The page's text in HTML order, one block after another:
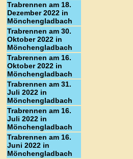
Trabrennen am 18.
Dezember 2022 in
Mönchengladbach
Trabrennen am 30.
Oktober 2022 in
Mönchengladbach
Trabrennen am 16.
Oktober 2022 in
Mönchengladbach
Trabrennen am 31.
Juli 2022 in
Mönchengladbach
Trabrennen am 16.
Juli 2022 in
Mönchengladbach
Trabrennen am 16.
Juni 2022 in
Mönchengladbach